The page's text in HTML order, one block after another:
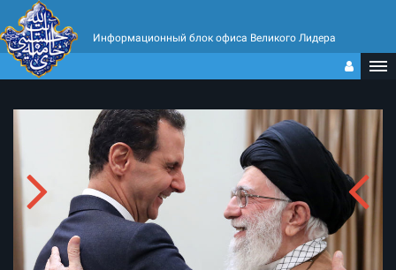
Информационный блок офиса Великого Лидера